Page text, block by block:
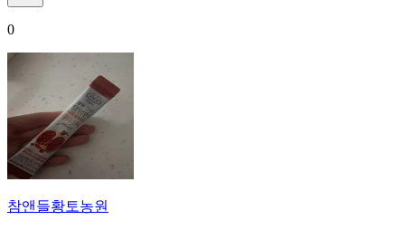
0
참앤들황토농원